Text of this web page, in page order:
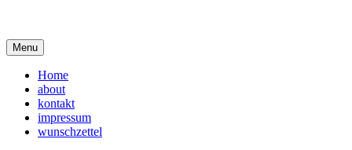
content
Menu
Home
about
kontakt
impressum
wunschzettel